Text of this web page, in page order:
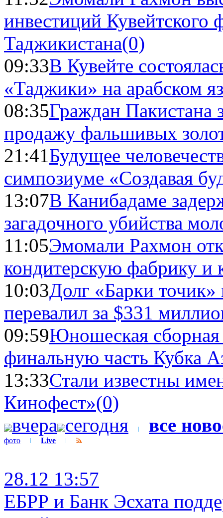
инвестиций Кувейтского
Таджикистана(0)
09:33В Кувейте
«Таджики» на арабском
08:35Граждан Пакистана
продажу фальшивых
21:41Будущее
симпозиуме «Создавая
13:07В Канибадаме
загадочного убийства
11:05Эмомали Рахмон
кондитерскую фабрику и
10:03Долг «Барки
перевалил за $331
09:59Юношеская
финальную часть Кубка
13:33Стали известны
Кинофест»(0)
вчера сегодня все
фото Live
28.12 13:57
ЕБРР и Банк Эсхата